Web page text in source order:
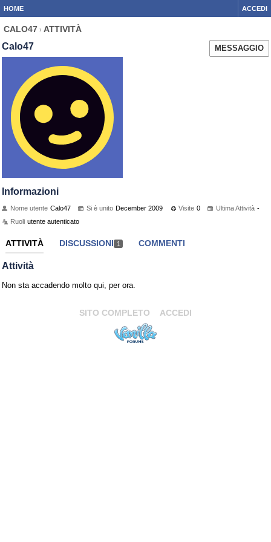
HOME ACCEDI
CALO47 › ATTIVITÀ
MESSAGGIO
Calo47
Informazioni
Nome utente Calo47 Si è unito December 2009 Visite 0 Ultima Attività -
Ruoli utente autenticato
ATTIVITÀ DISCUSSIONI 1 COMMENTI
Attività
Non sta accadendo molto qui, per ora.
SITO COMPLETO ACCEDI